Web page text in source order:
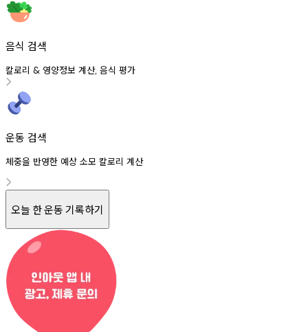
음식 검색
칼로리 & 영양정보 계산, 음식 평가
운동 검색
체중을 반영한 예상 소모 칼로리 계산
오늘 한 운동 기록하기